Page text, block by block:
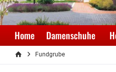
Home Damenschuhe
Fundgrube